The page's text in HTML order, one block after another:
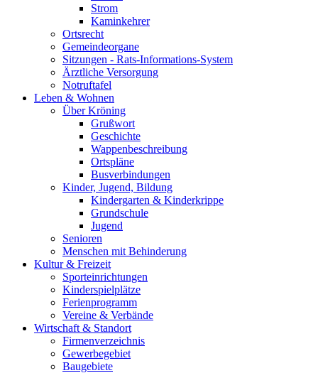
Strom
Kaminkehrer
Ortsrecht
Gemeindeorgane
Sitzungen - Rats-Informations-System
Ärztliche Versorgung
Notruftafel
Leben & Wohnen
Über Kröning
Grußwort
Geschichte
Wappenbeschreibung
Ortspläne
Busverbindungen
Kinder, Jugend, Bildung
Kindergarten & Kinderkrippe
Grundschule
Jugend
Senioren
Menschen mit Behinderung
Kultur & Freizeit
Sporteinrichtungen
Kinderspielplätze
Ferienprogramm
Vereine & Verbände
Wirtschaft & Standort
Firmenverzeichnis
Gewerbegebiet
Baugebiete